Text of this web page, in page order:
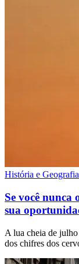
História e Geografia
Se você nunca
sua
A lua cheia de julho
dos chifres dos